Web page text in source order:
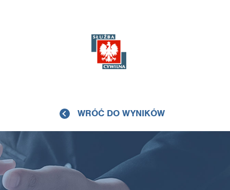
WRÓĆ DO WYNIKÓW